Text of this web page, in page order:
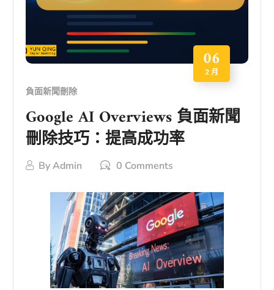
06
2 月
負面新聞刪除
Google AI Overviews 負面新聞
刪除技巧：提高成功率
ByAdmin 0 Comments